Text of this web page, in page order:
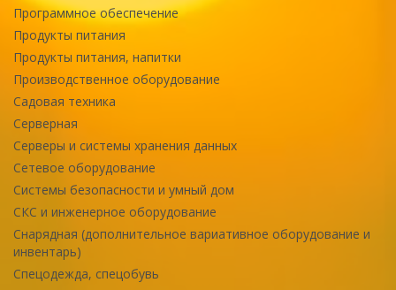
Программное обеспечение
Продукты питания
Продукты питания, напитки
Производственное оборудование
Садовая техника
Серверная
Серверы и системы хранения данных
Сетевое оборудование
Системы безопасности и умный дом
СКС и инженерное оборудование
Снарядная (дополнительное вариативное оборудование и
инвентарь)
Спецодежда, спецобувь